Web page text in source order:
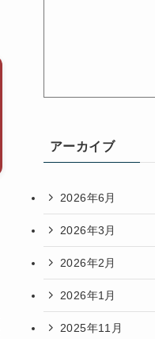
アーカイブ
2026年6月
2026年3月
2026年2月
2026年1月
2025年11月